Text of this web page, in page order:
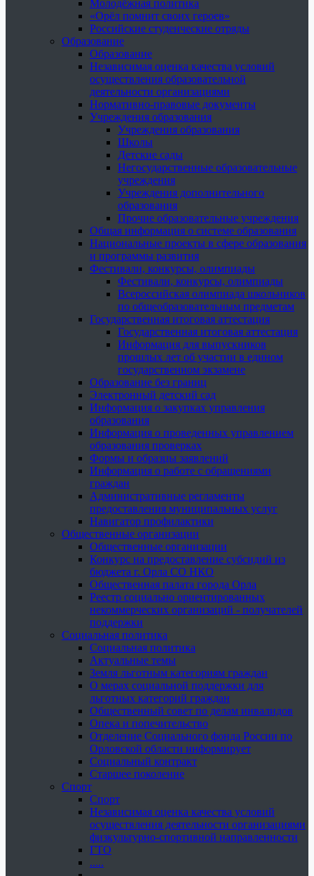
Молодёжная политика
«Орёл помнит своих героев»
Российские студенческие отряды
Образование
Образование
Независимая оценка качества условий
осуществления образовательной
деятельности организациями
Нормативно-правовые документы
Учреждения образования
Учреждения образования
Школы
Детские сады
Негосударственные образовательные
учреждения
Учреждения дополнительного
образования
Прочие образовательные учреждения
Общая информация о системе образования
Национальные проекты в сфере образования
и программы развития
Фестивали, конкурсы, олимпиады
Фестивали, конкурсы, олимпиады
Всероссийская олимпиада школьников
по общеобразовательным предметам
Государственная итоговая аттестация
Государственная итоговая аттестация
Информация для выпускников
прошлых лет об участии в едином
государственном экзамене
Образование без границ
Электронный детский сад
Информация о закупках управления
образования
Информация о проведенных управлением
образования проверках
Формы и образцы заявлений
Информация о работе с обращениями
граждан
Административные регламенты
предоставления муниципальных услуг
Навигатор профилактики
Общественные организации
Общественные организации
Конкурс на предоставление субсидий из
бюджета г. Орла СО НКО
Общественная палата города Орла
Реестр социально ориентированных
некоммерческих организаций - получателей
поддержки
Социальная политика
Социальная политика
Актуальные темы
Земля льготным категориям граждан
О мерах социальной поддержки для
льготных категорий граждан
Общественный совет по делам инвалидов
Опека и попечительство
Отделение Социального фонда России по
Орловской области информирует
Социальный контракт
Старшее поколение
Спорт
Спорт
Независимая оценка качества условий
осуществления деятельности организациями
физкультурно-спортивной направленности
ГТО
.....